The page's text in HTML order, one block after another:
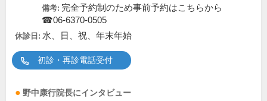
備考: 完全予約制のため事前予約はこちらから
☎06-6370-0505
休診日: 水、日、祝、年末年始
初診・再診電話受付
野中康行院長にインタビュー